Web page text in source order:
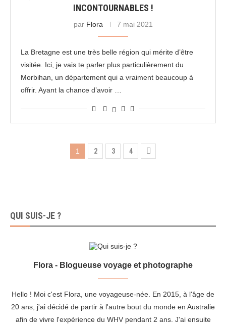
INCONTOURNABLES !
par Flora 7 mai 2021
La Bretagne est une très belle région qui mérite d’être
visitée. Ici, je vais te parler plus particulièrement du
Morbihan, un département qui a vraiment beaucoup à
offrir. Ayant la chance d’avoir …
1 2 3 4
QUI SUIS-JE ?
Flora - Blogueuse voyage et photographe
Hello ! Moi c'est Flora, une voyageuse-née. En 2015, à l'âge de
20 ans, j'ai décidé de partir à l'autre bout du monde en Australie
afin de vivre l'expérience du WHV pendant 2 ans. J'ai ensuite